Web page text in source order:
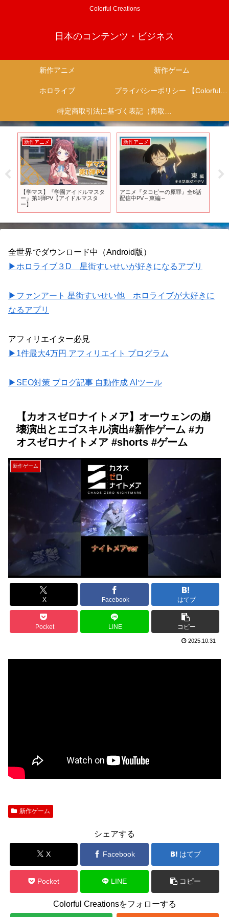
Colorful Creations
日本のコンテンツ・ビジネス
新作アニメ 新作ゲーム
ホロライブ プライバシーポリシー 【Colorful Creation】
特定商取引法に基づく表記（商取引に関する開示）
新作アニメ
【学マス】『学園アイドルマスタ
ー』第1弾PV【アイドルマスタ
ー】
新作アニメ
アニメ『タコピーの原罪』全6話
配信中PV～東編～
て
画
全世界でダウンロード中（Android版）
▶ホロライブ３D 星街すいせいが好きになるアプリ
▶ファンアート 星街すいせい他 ホロライブが大好きに
なるアプリ
アフィリエイター必見
▶1件最大4万円 アフィリエイト プログラム
▶SEO対策 ブログ記事 自動作成 AIツール
【カオスゼロナイトメア】オーウェンの崩
壊演出とエゴスキル演出#新作ゲーム #カ
オスゼロナイトメア #shorts #ゲーム
新作ゲーム
X Facebook はてブ
Pocket LINE コピー
2025.10.31
新作ゲーム
シェアする
X Facebook はてブ
Pocket LINE コピー
Colorful Creationsをフォローする